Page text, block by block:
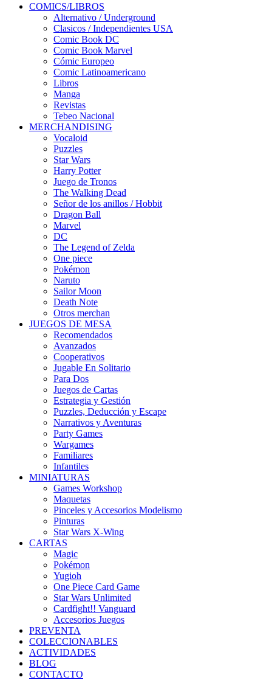
COMICS/LIBROS
Alternativo / Underground
Clasicos / Independientes USA
Comic Book DC
Comic Book Marvel
Cómic Europeo
Comic Latinoamericano
Libros
Manga
Revistas
Tebeo Nacional
MERCHANDISING
Vocaloid
Puzzles
Star Wars
Harry Potter
Juego de Tronos
The Walking Dead
Señor de los anillos / Hobbit
Dragon Ball
Marvel
DC
The Legend of Zelda
One piece
Pokémon
Naruto
Sailor Moon
Death Note
Otros merchan
JUEGOS DE MESA
Recomendados
Avanzados
Cooperativos
Jugable En Solitario
Para Dos
Juegos de Cartas
Estrategia y Gestión
Puzzles, Deducción y Escape
Narrativos y Aventuras
Party Games
Wargames
Familiares
Infantiles
MINIATURAS
Games Workshop
Maquetas
Pinceles y Accesorios Modelismo
Pinturas
Star Wars X-Wing
CARTAS
Magic
Pokémon
Yugioh
One Piece Card Game
Star Wars Unlimited
Cardfight!! Vanguard
Accesorios Juegos
PREVENTA
COLECCIONABLES
ACTIVIDADES
BLOG
CONTACTO